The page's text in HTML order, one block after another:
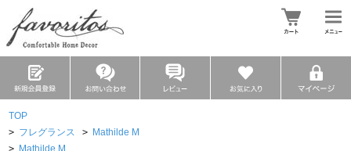
TOP
> フレグランス > Mathilde M
> Mathilde M